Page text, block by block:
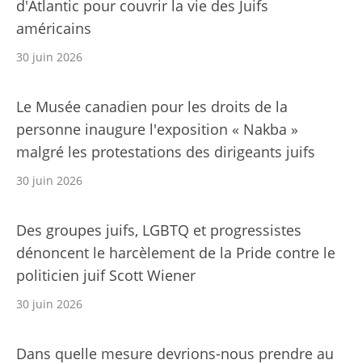
d'Atlantic pour couvrir la vie des Juifs
américains
30 juin 2026
Le Musée canadien pour les droits de la
personne inaugure l'exposition « Nakba »
malgré les protestations des dirigeants juifs
30 juin 2026
Des groupes juifs, LGBTQ et progressistes
dénoncent le harcèlement de la Pride contre le
politicien juif Scott Wiener
30 juin 2026
Dans quelle mesure devrions-nous prendre au